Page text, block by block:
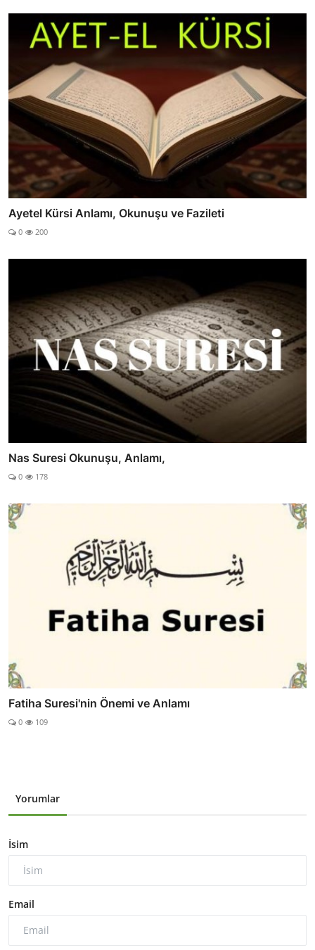
Ayetel Kürsi Anlamı, Okunuşu ve Fazileti
0 200
Nas Suresi Okunuşu, Anlamı,
0 178
Fatiha Suresi'nin Önemi ve Anlamı
0 109
Yorumlar
İsim
Email